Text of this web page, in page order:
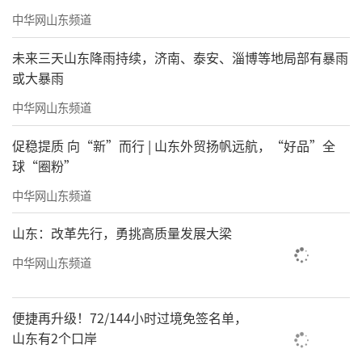
中华网山东频道
未来三天山东降雨持续，济南、泰安、淄博等地局部有暴雨
或大暴雨
中华网山东频道
促稳提质 向“新”而行 | 山东外贸扬帆远航，“好品”全
球“圈粉”
中华网山东频道
山东：改革先行，勇挑高质量发展大梁
中华网山东频道
便捷再升级！72/144小时过境免签名单，
山东有2个口岸